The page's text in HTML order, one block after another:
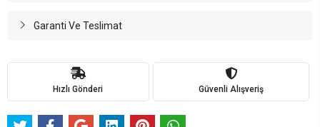
Garanti Ve Teslimat
Hızlı Gönderi Güvenli Alışveriş